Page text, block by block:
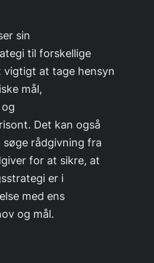
sin
til forskellige
vigtigt at tage hensyn
mål,
Det kan også
rådgivning fra
for at sikre, at
er i
med ens
og mål.